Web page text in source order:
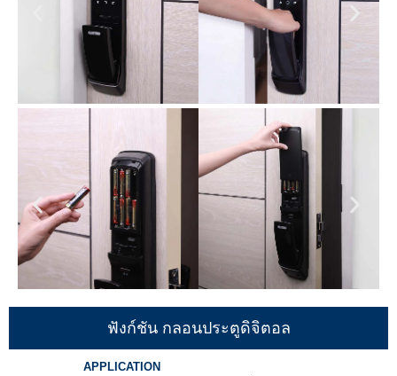
ฟังก์ชัน กลอนประตูดิจิตอล
APPLICATION